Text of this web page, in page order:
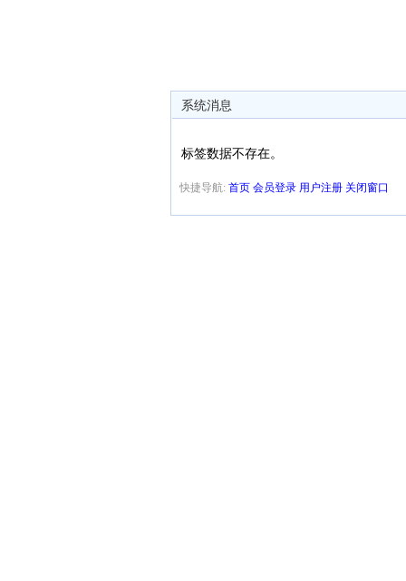
系统消息
标签数据不存在。
快捷导航: 首页 会员登录 用户注册 关闭窗口